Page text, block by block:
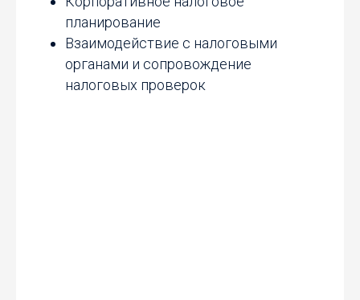
планирование
Взаимодействие с налоговыми
органами и сопровождение
налоговых проверок